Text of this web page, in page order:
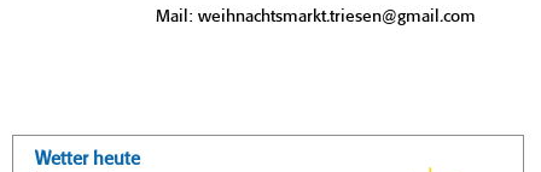
Mail: weihnachtsmarkt.triesen@gmail.com
Wetter heute